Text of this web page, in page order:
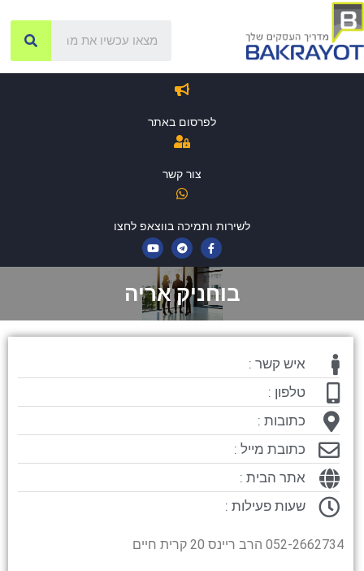
לפרסום באתר
צור קשר
לשירות ותמיכה בווצאפ לחצו
בוחניק אריה
איש קשר :
טלפון :
כתובות :
כתובת מייל :
אתר הבית :
שעות פעילות :
052-2662734 הרב ריינס 20 קרית חיים